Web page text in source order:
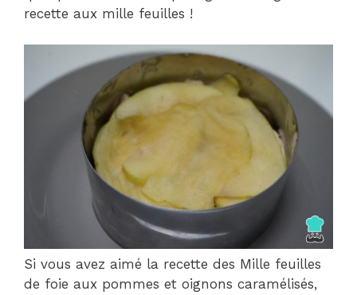
recette aux mille feuilles !
Si vous avez aimé la recette des Mille feuilles
de foie aux pommes et oignons caramélisés,